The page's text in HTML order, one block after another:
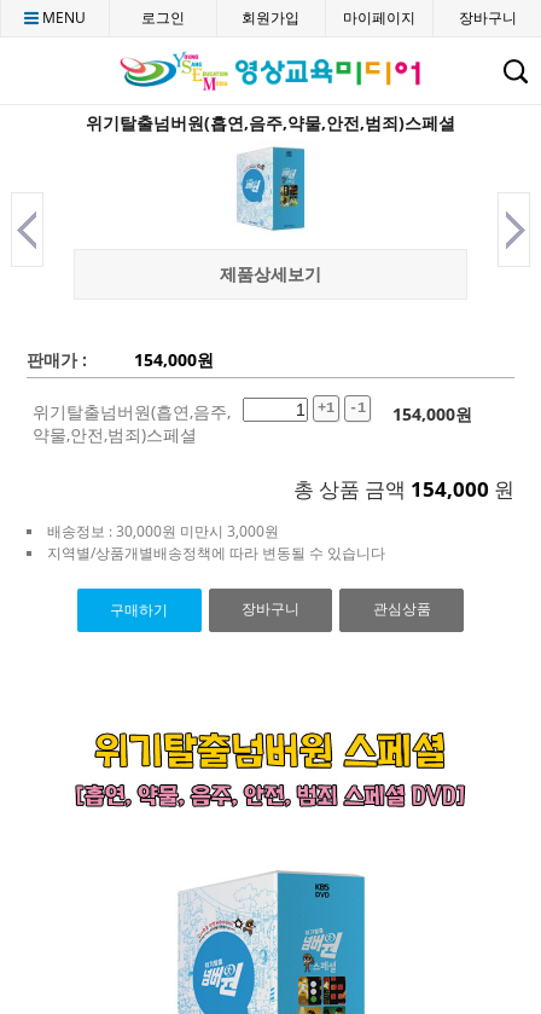
CMENU 로그인 회원가입 마이페이지 장바구니
위기탈출넘버원(흡연,음주,약물,안전,범죄)스페셜
제품상세보기
판매가 : 154,000원
위기탈출넘버원(흡연,음주,
약물,안전,범죄)스페셜
+1 -1 154,000원
총 상품 금액 154,000 원
배송정보 : 30,000원 미만시 3,000원
지역별/상품개별배송정책에 따라 변동될 수 있습니다
구매하기 장바구니 관심상품